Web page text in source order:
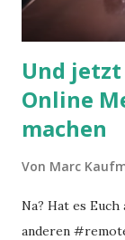
Und
Online
machen
Von Marc
Na? Hat es
anderen